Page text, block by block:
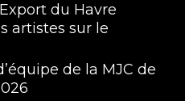
Saison 9 #03
du Havre
artistes sur le
de la MJC de